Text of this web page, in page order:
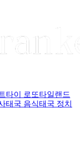
타이 로또타일랜드
태국 음식태국 정치